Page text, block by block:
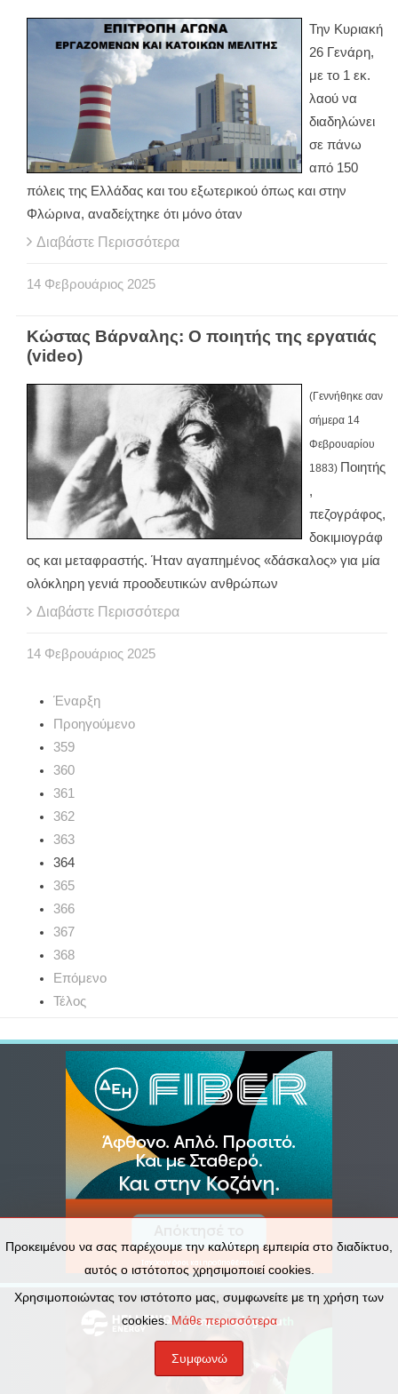
Την Κυριακή
26 Γενάρη,
με το 1 εκ.
λαού να
διαδηλώνει
σε πάνω
από 150
πόλεις της Ελλάδας και του εξωτερικού όπως και στην
Φλώρινα, αναδείχτηκε ότι μόνο όταν
Διαβάστε Περισσότερα
14 Φεβρουάριος 2025
Κώστας Βάρναλης: Ο ποιητής της εργατιάς
(video)
(Γεννήθηκε σαν
σήμερα 14
Φεβρουαρίου
1883) Ποιητής
,
πεζογράφος,
δοκιμιογράφ
ος και μεταφραστής. Ήταν αγαπημένος «δάσκαλος» για μία
ολόκληρη γενιά προοδευτικών ανθρώπων
Διαβάστε Περισσότερα
14 Φεβρουάριος 2025
Έναρξη
Προηγούμενο
359
360
361
362
363
364
365
366
367
368
Επόμενο
Τέλος
Προκειμένου να σας παρέχουμε την καλύτερη εμπειρία στο διαδίκτυο,
αυτός ο ιστότοπος χρησιμοποιεί cookies.
Χρησιμοποιώντας τον ιστότοπο μας, συμφωνείτε με τη χρήση των
cookies.Μάθε περισσότερα
Συμφωνώ